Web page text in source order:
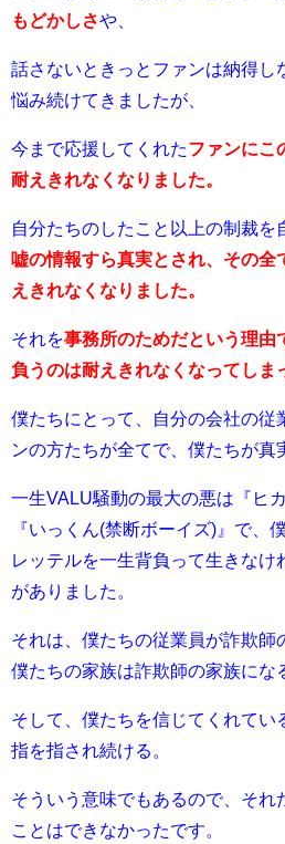
もどかしさや、
話さないときっとファンは納得し
悩み続けてきましたが、
今まで応援してくれたファンにこ
耐えきれなくなりました。
自分たちのしたこと以上の制裁を
嘘の情報すら真実とされ、その全
えきれなくなりました。
それを事務所のためだという理由
負うのは耐えきれなくなってしま
僕たちにとって、自分の会社の従
ンの方たちが全てで、僕たちが真
一生VALU騒動の最大の悪は『ヒ
『いっくん(禁断ボーイズ)』で、
レッテルを一生背負って生きなけ
がありました。
それは、僕たちの従業員が詐欺師
僕たちの家族は詐欺師の家族にな
そして、僕たちを信じてくれてい
指を指され続ける。
そういう意味でもあるので、それ
ことはできなかったです。